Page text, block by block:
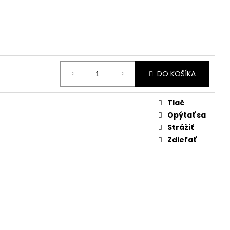
DO KOŠÍKA
Tlač
Opýtať sa
Strážiť
Zdieľať